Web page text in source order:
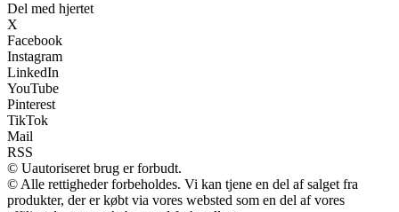
Del med hjertet
X
Facebook
Instagram
LinkedIn
YouTube
Pinterest
TikTok
Mail
RSS
© Uautoriseret brug er forbudt.
© Alle rettigheder forbeholdes. Vi kan tjene en del af salget fra
produkter, der er købt via vores websted som en del af vores